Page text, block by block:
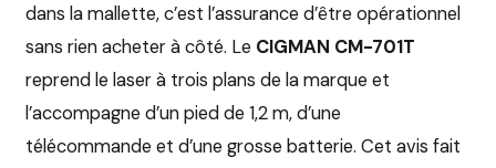
dans la mallette, c’est l’assurance d’être opérationnel
sans rien acheter à côté. Le CIGMAN CM-701T
reprend le laser à trois plans de la marque et
l’accompagne d’un pied de 1,2 m, d’une
télécommande et d’une grosse batterie. Cet avis fait